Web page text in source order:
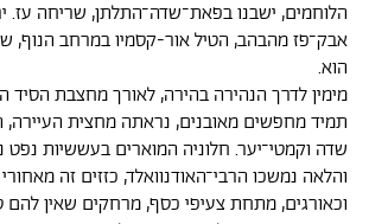
הלוחמים, ישבנו בפאת־שדה־התלתן, שריחה עז.
אבק־פז מהבהב, הטיל אור-קסמיו במרחב הנוף,
הוא.
מימין לדרך הנהירה בהירה, לאורך מחצבת הסיד
תמיד מחפשים מאובנים, נראתה מחצית העיירה,
שדה וקמטי־יער. חלוניה המוארים בעששיות נפט
והלאה נמשכו הרבי־האודנוואלד, כזזים זה
וכאורגים, מתחת צעיפי כסף, מרחקים שאין להם